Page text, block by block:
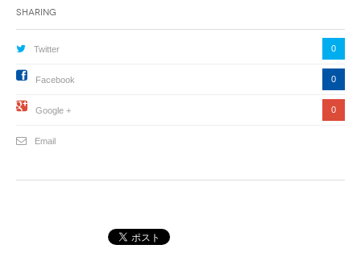
Sharing
Twitter 0
Facebook 0
Google + 0
Email